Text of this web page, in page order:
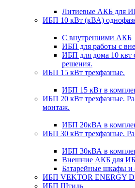
Литиевые АКБ для
ИБП 10 кВт (кВА)
С внутренними АКБ
ИБП для работы с
ИБП для дома 10 квт
решения.
ИБП 15 кВт трехфазные.
ИБП 15 кВт в
ИБП 20 кВт трехфазные.
монтаж.
ИБП 20кВА в
ИБП 30 кВт трехфазные.
ИБП 30кВА в
Внешние АКБ для
Батарейные шкафы и
ИБП VEKTOR ENERGY
ИБП Штиль